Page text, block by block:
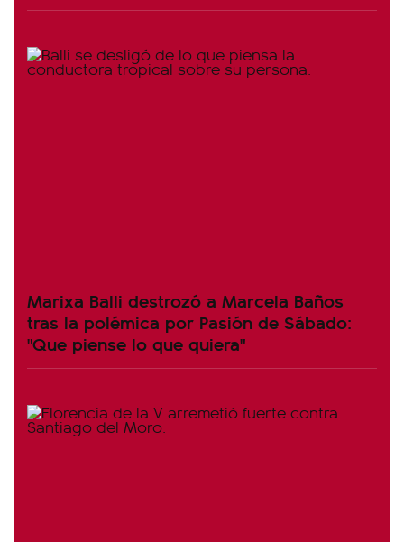
Marixa Balli destrozó a Marcela Baños
tras la polémica por Pasión de Sábado:
"Que piense lo que quiera"